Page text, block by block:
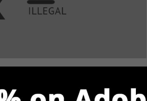
安装“干净”的程序，没有任何隐藏